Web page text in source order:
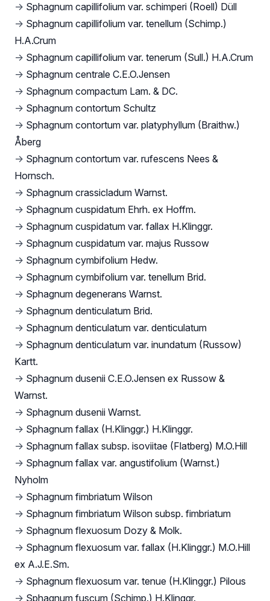
→ Sphagnum capillifolium var. schimperi (Roell) Düll
→ Sphagnum capillifolium var. tenellum (Schimp.)
H.A.Crum
→ Sphagnum capillifolium var. tenerum (Sull.) H.A.Crum
→ Sphagnum centrale C.E.O.Jensen
→ Sphagnum compactum Lam. & DC.
→ Sphagnum contortum Schultz
→ Sphagnum contortum var. platyphyllum (Braithw.)
Åberg
→ Sphagnum contortum var. rufescens Nees &
Hornsch.
→ Sphagnum crassicladum Warnst.
→ Sphagnum cuspidatum Ehrh. ex Hoffm.
→ Sphagnum cuspidatum var. fallax H.Klinggr.
→ Sphagnum cuspidatum var. majus Russow
→ Sphagnum cymbifolium Hedw.
→ Sphagnum cymbifolium var. tenellum Brid.
→ Sphagnum degenerans Warnst.
→ Sphagnum denticulatum Brid.
→ Sphagnum denticulatum var. denticulatum
→ Sphagnum denticulatum var. inundatum (Russow)
Kartt.
→ Sphagnum dusenii C.E.O.Jensen ex Russow &
Warnst.
→ Sphagnum dusenii Warnst.
→ Sphagnum fallax (H.Klinggr.) H.Klinggr.
→ Sphagnum fallax subsp. isoviitae (Flatberg) M.O.Hill
→ Sphagnum fallax var. angustifolium (Warnst.)
Nyholm
→ Sphagnum fimbriatum Wilson
→ Sphagnum fimbriatum Wilson subsp. fimbriatum
→ Sphagnum flexuosum Dozy & Molk.
→ Sphagnum flexuosum var. fallax (H.Klinggr.) M.O.Hill
ex A.J.E.Sm.
→ Sphagnum flexuosum var. tenue (H.Klinggr.) Pilous
→ Sphagnum fuscum (Schimp.) H.Klinggr.